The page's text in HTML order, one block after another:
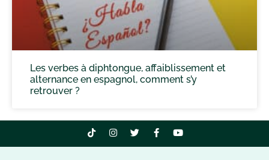
Les verbes à diphtongue, affaiblissement et
alternance en espagnol, comment s’y
retrouver ?